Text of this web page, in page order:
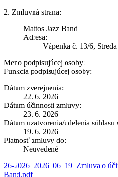
2. Zmluvná strana:
Mattos Jazz Band
Adresa:
Vápenka č. 13/6,
Meno podpisujúcej osoby:
Funkcia podpisujúcej osoby:
Dátum zverejnenia:
22. 6. 2026
Dátum účinnosti zmluvy:
23. 6. 2026
Dátum uzatvorenia/udelenia
19. 6. 2026
Platnosť zmluvy do:
Neuvedené
26-2026_2026_06_19_Zmluva o
Band.pdf